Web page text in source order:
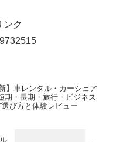
フィスであれば2,000万円...
ンク
】車レンタル・カーシェア
期・長期・旅行・ビジネス
選び方と体験レビュー